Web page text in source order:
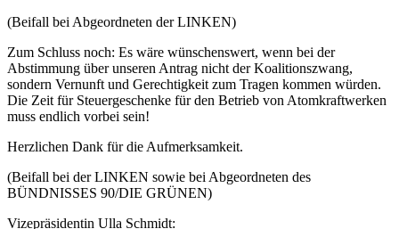
(Beifall bei Abgeordneten der LINKEN)
Zum Schluss noch: Es wäre wünschenswert, wenn bei der
Abstimmung über unseren Antrag nicht der Koalitionszwang,
sondern Vernunft und Gerechtigkeit zum Tragen kommen würden.
Die Zeit für Steuergeschenke für den Betrieb von Atomkraftwerken
muss endlich vorbei sein!
Herzlichen Dank für die Aufmerksamkeit.
(Beifall bei der LINKEN sowie bei Abgeordneten des
BÜNDNISSES 90/DIE GRÜNEN)
Vizepräsidentin Ulla Schmidt: